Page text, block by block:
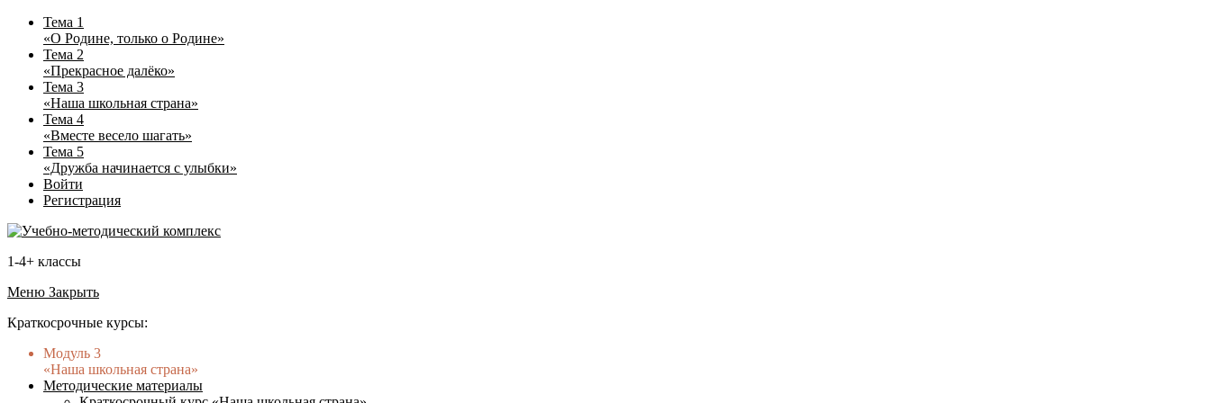
Тема 1
«О Родине, только о Родине»
Тема 2
«Прекрасное далёко»
Тема 3
«Наша школьная страна»
Тема 4
«Вместе весело шагать»
Тема 5
«Дружба начинается с улыбки»
Войти
Регистрация
1-4+ классы
Меню Закрыть
Краткосрочные курсы:
Модуль 3
«Наша школьная страна»
Методические материалы